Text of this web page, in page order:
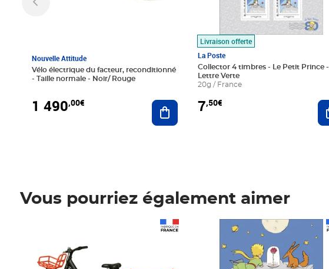
Nouvelle Attitude
Vélo électrique du facteur, reconditionné
- Taille normale - Noir/ Rouge
1 490,00€ Ajouter au panier
Livraison offerte
La Poste
Collector 4 timbres - Le Petit Prince -
Lettre Verte
20g / France
7,50€
Vous pourriez également aimer
Prix 7,50€